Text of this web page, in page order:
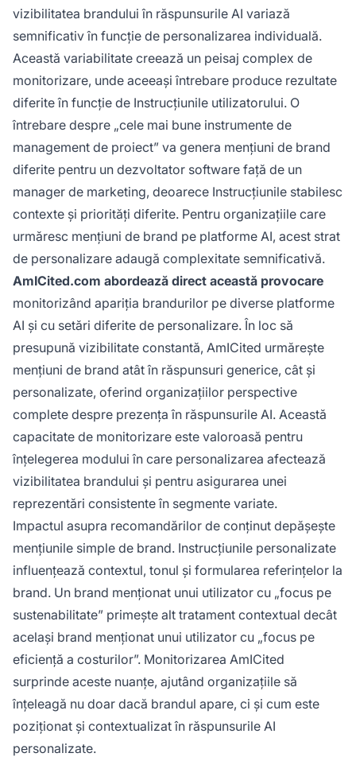
vizibilitatea brandului în răspunsurile AI variază
semnificativ în funcție de personalizarea individuală.
Această variabilitate creează un peisaj complex de
monitorizare, unde aceeași întrebare produce rezultate
diferite în funcție de Instrucțiunile utilizatorului. O
întrebare despre „cele mai bune instrumente de
management de proiect” va genera mențiuni de brand
diferite pentru un dezvoltator software față de un
manager de marketing, deoarece Instrucțiunile stabilesc
contexte și priorități diferite. Pentru organizațiile care
urmăresc mențiuni de brand pe platforme AI, acest strat
de personalizare adaugă complexitate semnificativă.
AmICited.com abordează direct această provocare
monitorizând apariția brandurilor pe diverse platforme
AI și cu setări diferite de personalizare. În loc să
presupună vizibilitate constantă, AmICited urmărește
mențiuni de brand atât în răspunsuri generice, cât și
personalizate, oferind organizațiilor perspective
complete despre prezența în răspunsurile AI. Această
capacitate de monitorizare este valoroasă pentru
înțelegerea modului în care personalizarea afectează
vizibilitatea brandului și pentru asigurarea unei
reprezentări consistente în segmente variate.
Impactul asupra recomandărilor de conținut depășește
mențiunile simple de brand. Instrucțiunile personalizate
influențează contextul, tonul și formularea referințelor la
brand. Un brand menționat unui utilizator cu „focus pe
sustenabilitate” primește alt tratament contextual decât
același brand menționat unui utilizator cu „focus pe
eficiență a costurilor”. Monitorizarea AmICited
surprinde aceste nuanțe, ajutând organizațiile să
înțeleagă nu doar dacă brandul apare, ci și cum este
poziționat și contextualizat în răspunsurile AI
personalizate.